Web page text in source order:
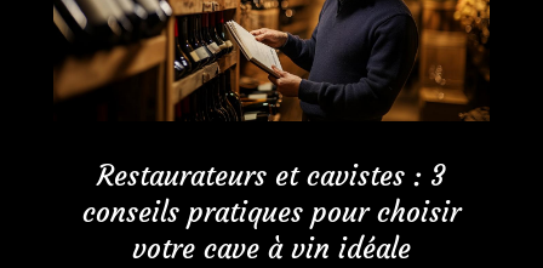
Restaurateurs et cavistes : 3
conseils pratiques pour choisir
votre cave à vin idéale